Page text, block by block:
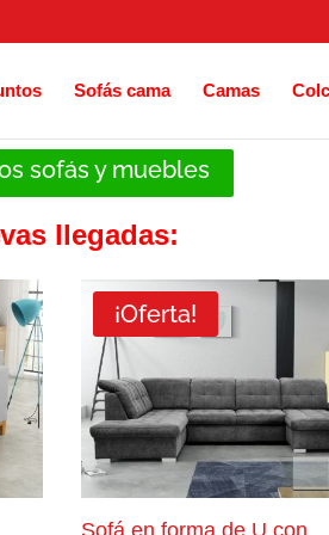
Sofás cama Camas
sofás y muebles
llegadas:
¡Oferta!
Sofá en forma de U con